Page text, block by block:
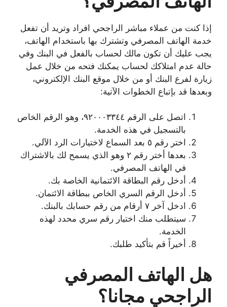
إذا كنت من عملاء مباشر الراجحي افراد وتريد أن تفعل
خدمة الهاتف المصرفي وتشترك بها باستخدام الهاتف،
يجب عليك أن تكون مالك لحساب بالفعل في البنك وفي
حالة عدم امتلاكك لحساب يمكنك فتحه من خلال عمل
زيارة لفرع البنك أو من خلال موقع البنك الإلكتروني،
وبعدها قد بإتباع الخطوات الآتية:
اتصل على الرقم ٩٢٠٠٠٣٣٤٤، وهو الرقم الخاص
بالتسجيل في هذه الخدمة.
اختر رقم ٥ بعد السماع لاختيارات الرد الآلي.
بعدها أختر رقم ٢ وهو الذي يسمح لك بالاشتراك
في الهاتف المصرفي.
أدخل رقم البطاقة الائتمانية الخاصة بك.
أدخل الرقم السري الخاص ببطاقة الائتمان.
ادخل آخر ٧ أرقام من رقم حسابك بالبنك.
سيتطلب منك اختيار رقم سري محدد لهذه
الخدمة.
أخيراً قم بتأكيد طلبك.
هل الهاتف المصرفي
الراجحي مجانا؟